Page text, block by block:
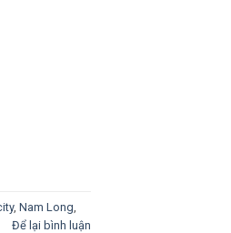
, Nam Long
Để lại bình luận